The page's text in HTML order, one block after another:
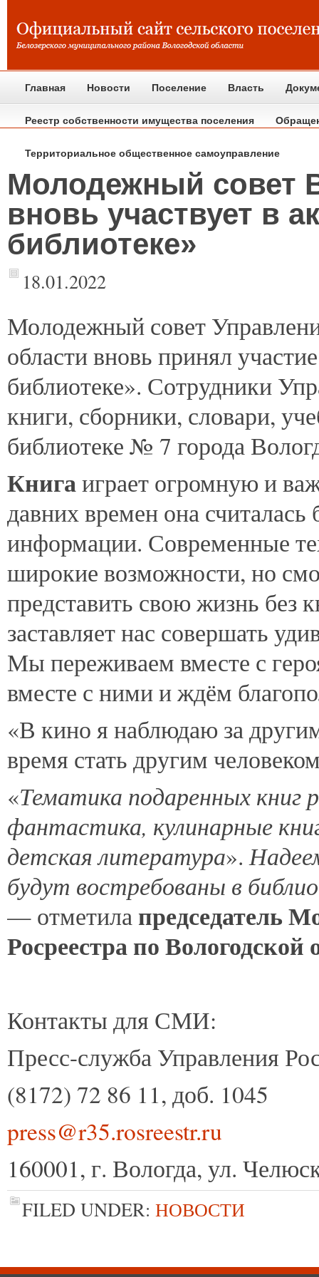
Главная Новости Поселение Власть
Реестр собственности имущества поселения
Территориальное общественное самоуправление
Молодежный совет
вновь участвует в
библиотеке»
18.01.2022
Молодежный совет
области вновь принял
библиотеке». Сотрудники
книги, сборники, словари,
библиотеке № 7 города
Книгаиграет огромную и
давних времен она
информации. Современные
широкие возможности, но
представить свою жизнь без
заставляет нас совершать
Мы переживаем вместе с
вместе с ними и ждём
«В кино я наблюдаю за
время стать другим
«Тематика подаренных книг
фантастика, кулинарные
детская литература».
будут востребованы в
— отметила председатель
Росреестра по Вологодской
Контакты для СМИ:
Пресс-служба Управления
(8172) 72 86 11, доб. 1045
press@r35.rosreestr.ru
160001, г. Вологда, ул.
FILED UNDER: НОВОСТИ